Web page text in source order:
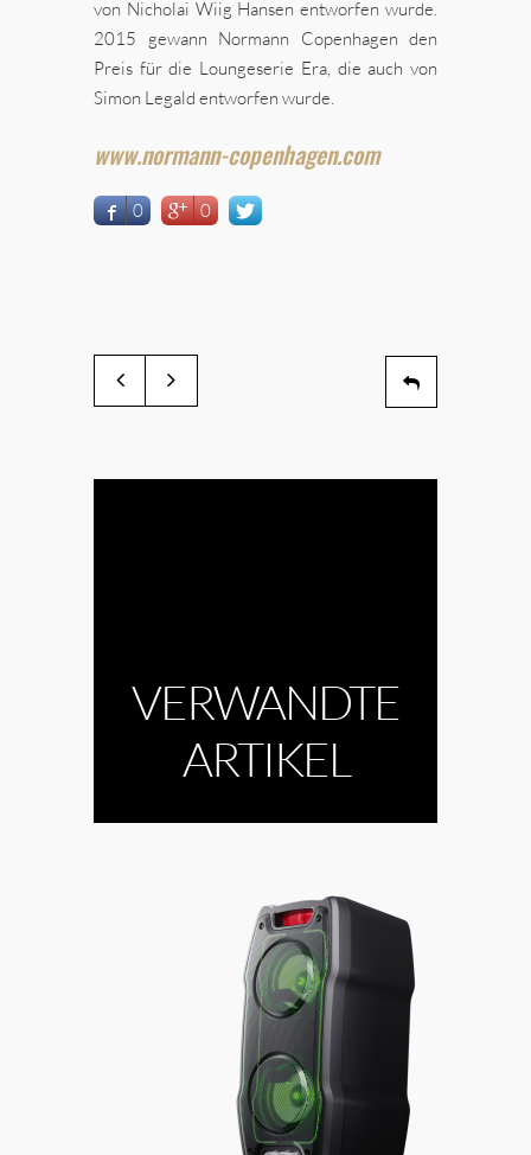
von Nicholai Wiig Hansen entworfen wurde.
2015 gewann Normann Copenhagen den
Preis für die Loungeserie Era, die auch von
Simon Legald entworfen wurde.
www.normann-copenhagen.com
0 0
VERWANDTE
ARTIKEL